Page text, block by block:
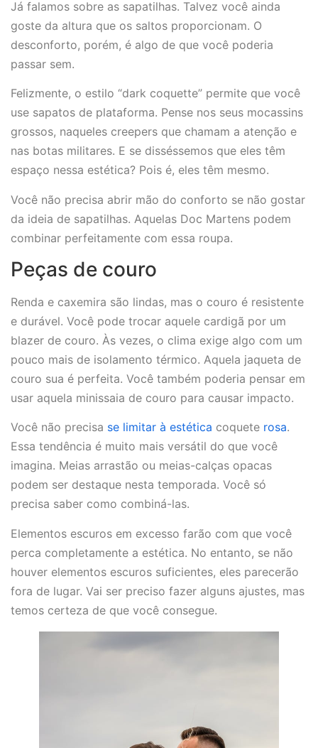
Já falamos sobre as sapatilhas. Talvez você ainda
goste da altura que os saltos proporcionam. O
desconforto, porém, é algo de que você poderia
passar sem.
Felizmente, o estilo “dark coquette” permite que você
use sapatos de plataforma. Pense nos seus mocassins
grossos, naqueles creepers que chamam a atenção e
nas botas militares. E se disséssemos que eles têm
espaço nessa estética? Pois é, eles têm mesmo.
Você não precisa abrir mão do conforto se não gostar
da ideia de sapatilhas. Aquelas Doc Martens podem
combinar perfeitamente com essa roupa.
Peças de couro
Renda e caxemira são lindas, mas o couro é resistente
e durável. Você pode trocar aquele cardigã por um
blazer de couro. Às vezes, o clima exige algo com um
pouco mais de isolamento térmico. Aquela jaqueta de
couro sua é perfeita. Você também poderia pensar em
usar aquela minissaia de couro para causar impacto.
Você não precisa se limitar à estética coquete rosa.
Essa tendência é muito mais versátil do que você
imagina. Meias arrastão ou meias-calças opacas
podem ser destaque nesta temporada. Você só
precisa saber como combiná-las.
Elementos escuros em excesso farão com que você
perca completamente a estética. No entanto, se não
houver elementos escuros suficientes, eles parecerão
fora de lugar. Vai ser preciso fazer alguns ajustes, mas
temos certeza de que você consegue.